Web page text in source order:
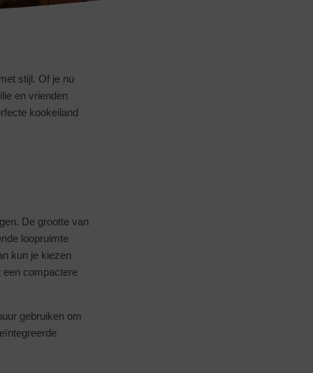
stijl. Of je nu
en vrienden
kookeiland
De grootte van
loopruimte
kun je kiezen
compactere
gebruiken om